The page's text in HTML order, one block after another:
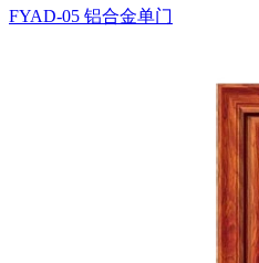
FYAD-05 铝合金单门